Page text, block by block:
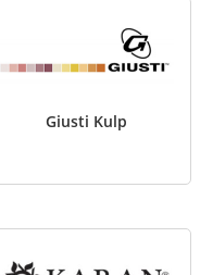
Giusti Kulp